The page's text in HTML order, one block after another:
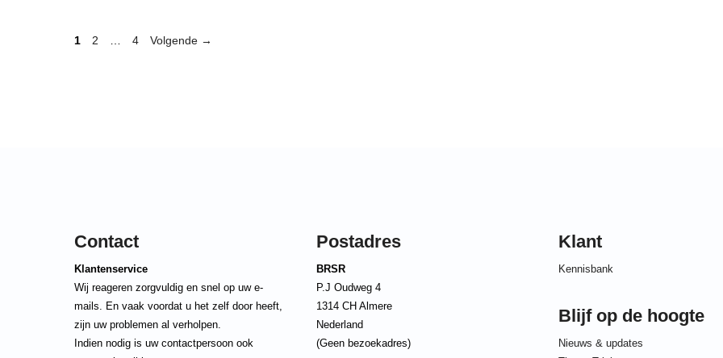
Pagina
1 Pagina
2 … Pagina
4 Volgende →
Contact
Klantenservice
Wij reageren zorgvuldig en snel op uw e-
mails. En vaak voordat u het zelf door heeft,
zijn uw problemen al verholpen.
Indien nodig is uw contactpersoon ook
Postadres
BRSR
P.J Oudweg 4
1314 CH Almere
Nederland
(Geen bezoekadres)
Klant
Kennisbank
Blijf op de hoogte
Nieuws & updates